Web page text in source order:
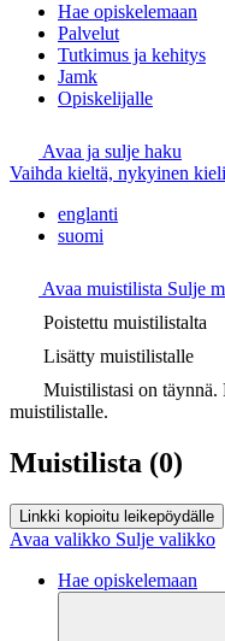
Hae opiskelemaan
Palvelut
Tutkimus ja kehitys
Jamk
Opiskelijalle
Avaa ja sulje haku
Vaihda kieltä, nykyinen
englanti
suomi
Avaa muistilista Sulje
Poistettu muistilistalta
Lisätty muistilistalle
Muistilistasi on täynnä.
muistilistalle.
Muistilista (0)
Linkki kopioitu leikepöydälle
Avaa valikko Sulje valikko
Hae opiskelemaan